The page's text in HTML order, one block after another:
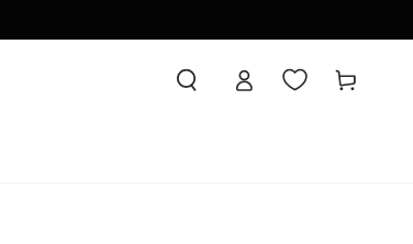
Iniciar
sessão
Carrinho